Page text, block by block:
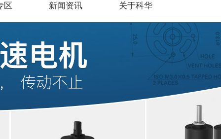
区 新闻资讯 关于科华